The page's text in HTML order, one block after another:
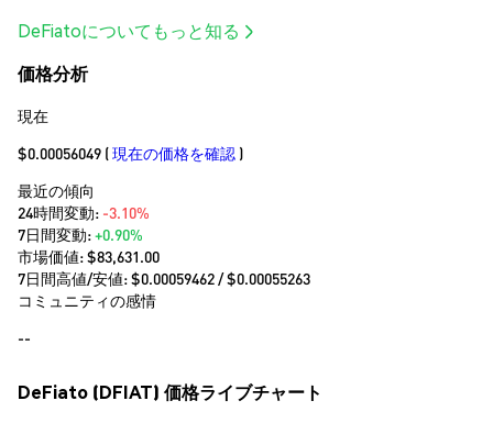
DeFiatoについてもっと知る
価格分析
現在
$0.00056049 (現在の価格を確認 )
最近の傾向
24時間変動: -3.10%
7日間変動:+0.90%
市場価値:$83,631.00
7日間高値/安値: $0.00059462/ $0.00055263
コミュニティの感情
--
DeFiato (DFIAT) 価格ライブチャート